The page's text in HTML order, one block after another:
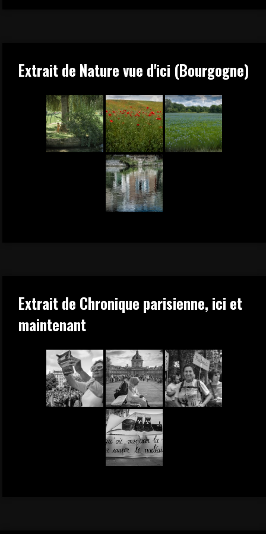
Extrait de Nature vue d'ici (Bourgogne)
Extrait de Chronique parisienne, ici et
maintenant